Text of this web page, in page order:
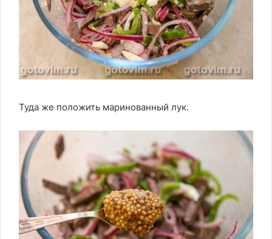
Туда же положить маринованный лук.